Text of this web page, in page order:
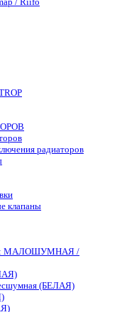
радиаторов
клапаны
МАЛОШУМНАЯ /
(БЕЛАЯ)